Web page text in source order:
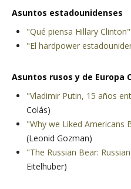
Asuntos estadounidenses
"Qué piensa Hillary Clinton"
"El hardpower
Asuntos rusos y de Europa
"Vladimir Putin, 15 años
Colás)
"Why we Liked Americans
(Leonid Gozman)
"The Russian Bear:
Eitelhuber)